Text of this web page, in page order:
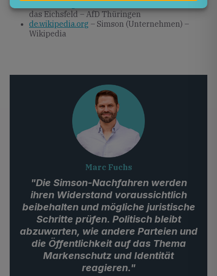
das Eichsfeld – AfD Thüringen
de.wikipedia.org – Simson (Unternehmen) –
Wikipedia
Marc Fuchs
"Die Simson-Nachfahren werden
ihren Widerstand voraussichtlich
beibehalten und mögliche juristische
Schritte prüfen. Politisch bleibt
abzuwarten, wie andere Parteien und
die Öffentlichkeit auf das Thema
Markenschutz und Identität
reagieren."